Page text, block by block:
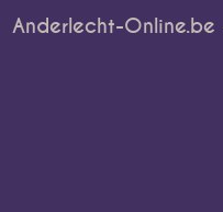
Anderlecht-Online.be